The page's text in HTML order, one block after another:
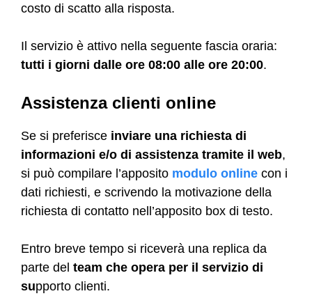
costo di scatto alla risposta.
Il servizio è attivo nella seguente fascia oraria:
tutti i giorni dalle ore 08:00 alle ore 20:00.
Assistenza clienti online
Se si preferisce inviare una richiesta di
informazioni e/o di assistenza tramite il web,
si può compilare l’apposito modulo online con i
dati richiesti, e scrivendo la motivazione della
richiesta di contatto nell’apposito box di testo.
Entro breve tempo si riceverà una replica da
parte del team che opera per il servizio di
supporto clienti.